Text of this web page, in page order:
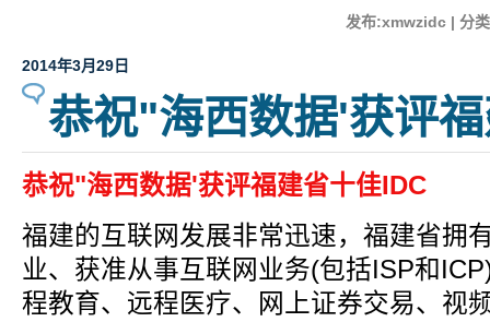
发布:xmwzidc | 分
2014年3月29日
恭祝"海西数据'获评
恭祝"海西数据'获评福建省十佳IDC
福建的互联网发展非常迅速，福建省拥
业、获准从事互联网业务(包括ISP和
程教育、远程医疗、网上证券交易、视